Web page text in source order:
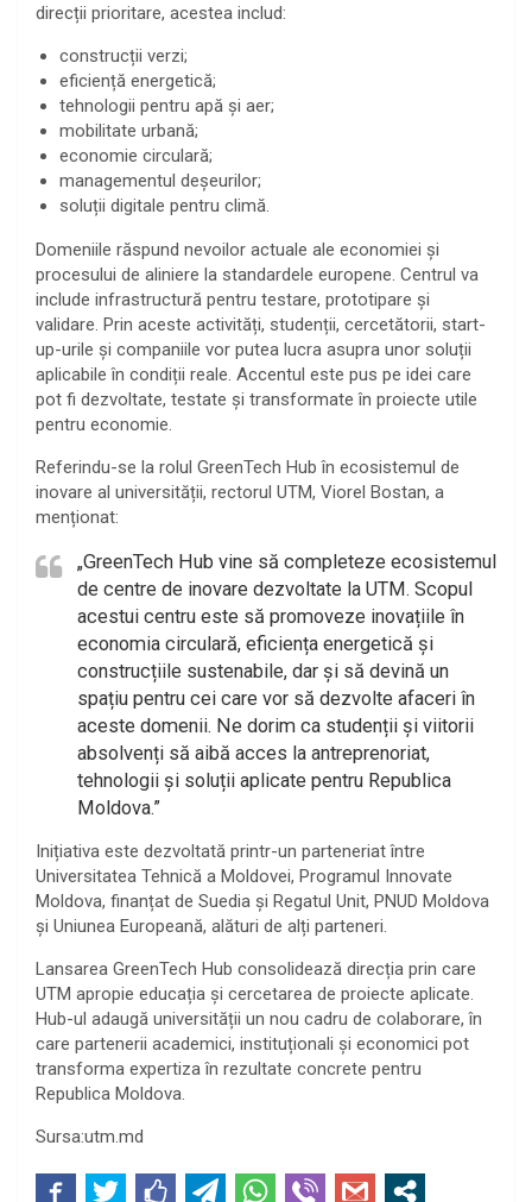
direcții prioritare, acestea includ:
construcții verzi;
eficiență energetică;
tehnologii pentru apă și aer;
mobilitate urbană;
economie circulară;
managementul deșeurilor;
soluții digitale pentru climă.
Domeniile răspund nevoilor actuale ale economiei și
procesului de aliniere la standardele europene. Centrul va
include infrastructură pentru testare, prototipare și
validare. Prin aceste activități, studenții, cercetătorii, start-
up-urile și companiile vor putea lucra asupra unor soluții
aplicabile în condiții reale. Accentul este pus pe idei care
pot fi dezvoltate, testate și transformate în proiecte utile
pentru economie.
Referindu-se la rolul GreenTech Hub în ecosistemul de
inovare al universității, rectorul UTM, Viorel Bostan, a
menționat:
„GreenTech Hub vine să completeze ecosistemul
de centre de inovare dezvoltate la UTM. Scopul
acestui centru este să promoveze inovațiile în
economia circulară, eficiența energetică și
construcțiile sustenabile, dar și să devină un
spațiu pentru cei care vor să dezvolte afaceri în
aceste domenii. Ne dorim ca studenții și viitorii
absolvenți să aibă acces la antreprenoriat,
tehnologii și soluții aplicate pentru Republica
Moldova.”
Inițiativa este dezvoltată printr-un parteneriat între
Universitatea Tehnică a Moldovei, Programul Innovate
Moldova, finanțat de Suedia și Regatul Unit, PNUD Moldova
și Uniunea Europeană, alături de alți parteneri.
Lansarea GreenTech Hub consolidează direcția prin care
UTM apropie educația și cercetarea de proiecte aplicate.
Hub-ul adaugă universității un nou cadru de colaborare, în
care partenerii academici, instituționali și economici pot
transforma expertiza în rezultate concrete pentru
Republica Moldova.
Sursa:utm.md